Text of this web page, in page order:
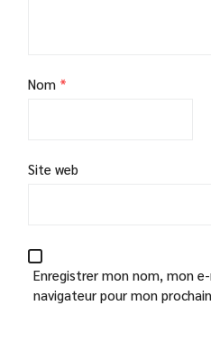
Nom *
Site web
Enregistrer mon nom, mon
navigateur pour mon